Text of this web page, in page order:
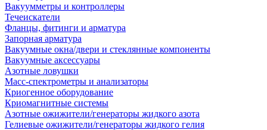
Вакуумметры и контроллеры
Течеискатели
Фланцы, фитинги и арматура
Запорная арматура
Вакуумные окна/двери и стеклянные компоненты
Вакуумные аксессуары
Азотные ловушки
Масс-спектрометры и анализаторы
Криогенное оборудование
Криомагнитные системы
Азотные ожижители/генераторы жидкого азота
Гелиевые ожижители/генераторы жидкого гелия